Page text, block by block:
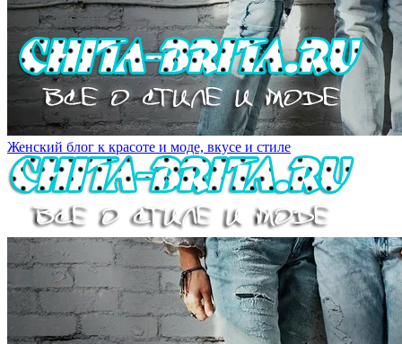
Женский блог к красоте и моде, вкусе и стиле